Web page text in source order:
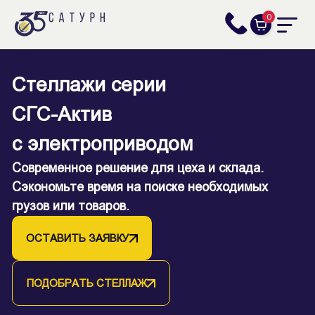
0
Мобильные складские
стеллажи серии СБ-СГС
Увеличьте в 2 раза вместимость склада на этой
же площади.
ОСТАВИТЬ ЗАЯВКУ
ПОДОБРАТЬ СТЕЛЛАЖ
Стеллажи серии
СГС-Актив
с электроприводом
Современное решение для цеха и склада.
Сэкономьте время на поиске необходимых
грузов или товаров.
ОСТАВИТЬ ЗАЯВКУ
ПОДОБРАТЬ СТЕЛЛАЖ